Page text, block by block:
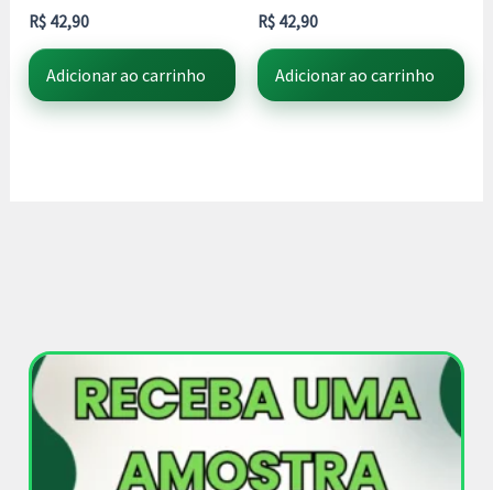
R$ 42,90
Adicionar ao carrinho
R$ 42,90
Adicionar ao carrinho